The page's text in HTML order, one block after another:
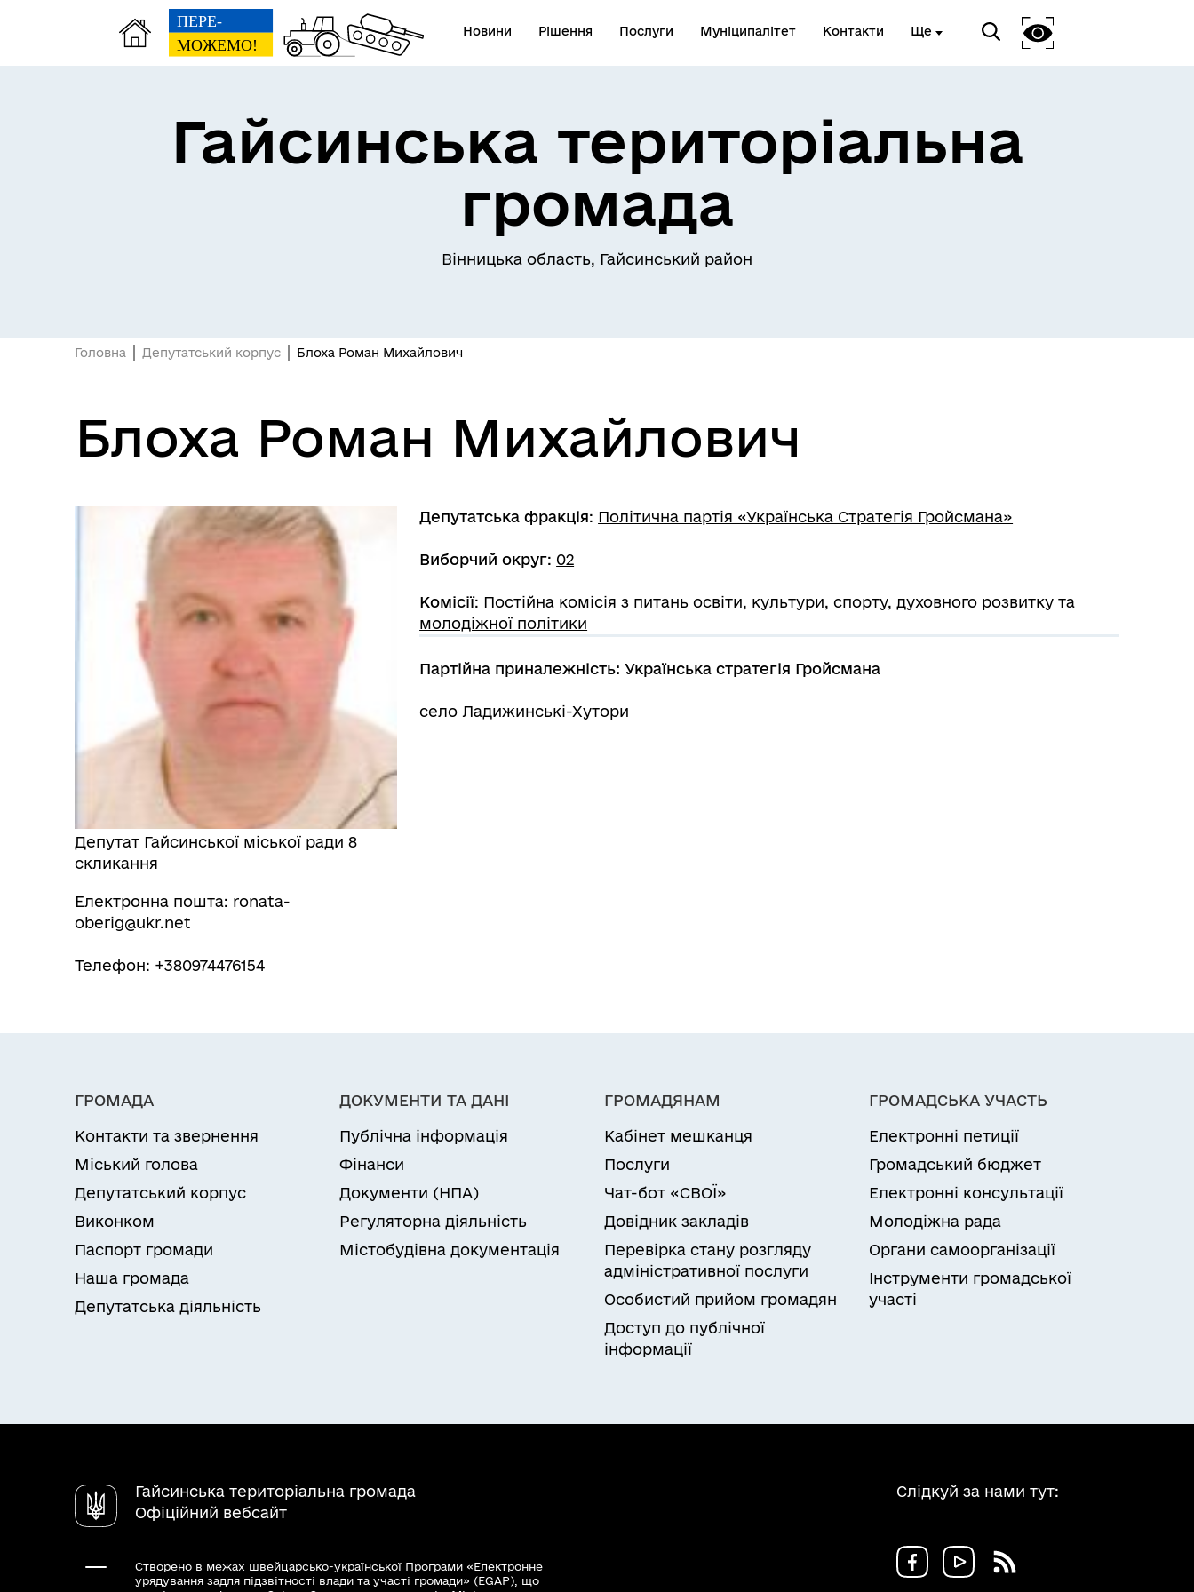
Новини Рішення Послуги Муніципалітет Контакти Ще
Про громаду
Ветеранська політика
Герої не вмирають
Публічна інформація
Телефони екстрених служб та
комунальних підприємств
Доступ до публічної
інформації
Гайсинська територіальна
громада
Вінницька область, Гайсинський район
Головна Депутатський корпус Блоха Роман Михайлович
Блоха Роман Михайлович
Депутат Гайсинської міської ради 8
скликання
Електронна пошта: ronata-
oberig@ukr.net
Телефон: +380974476154
Депутатська фракція: Політична партія «Українська Стратегія Гройсмана»
Виборчий округ: 02
Комісії: Постійна комісія з питань освіти, культури, спорту, духовного розвитку та
молодіжної політики
Партійна приналежність: Українська стратегія Гройсмана
село Ладижинські-Хутори
ГРОМАДА
Контакти та звернення
Міський голова
Депутатський корпус
Виконком
Паспорт громади
Наша громада
Депутатська діяльність
ДОКУМЕНТИ ТА ДАНІ
Публічна інформація
Фінанси
Документи (НПА)
Регуляторна діяльність
Містобудівна документація
ГРОМАДЯНАМ
Кабінет мешканця
Послуги
Чат-бот «СВОЇ»
Довідник закладів
Перевірка стану розгляду
адміністративної послуги
Особистий прийом громадян
Доступ до публічної
інформації
ГРОМАДСЬКА УЧАСТЬ
Електронні петиції
Громадський бюджет
Електронні консультації
Молодіжна рада
Органи самоорганізації
Інструменти громадської
участі
Гайсинська територіальна громада
Офіційний вебсайт
Створено в межах швейцарсько-української Програми «Електронне
урядування задля підзвітності влади та участі громади» (EGAP), що
Слідкуй за нами тут: